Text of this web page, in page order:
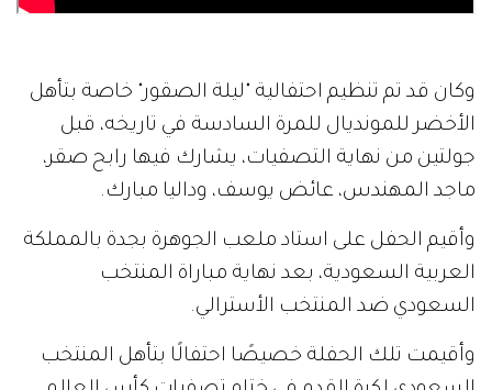
وكان قد تم تنظيم احتفالية "ليلة الصقور" خاصة بتأهل
الأخضر للمونديال للمرة السادسة في تاريخه، قبل
جولتين من نهاية التصفيات، يشارك فيها رابح صقر،
ماجد المهندس، عائض يوسف، وداليا مبارك.
وأقيم الحفل على استاد ملعب الجوهرة بجدة بالمملكة
العربية السعودية، بعد نهاية مباراة المنتخب
السعودي ضد المنتخب الأسترالي.
وأقيمت تلك الحفلة خصيصًا احتفالًا بتأهل المنتخب